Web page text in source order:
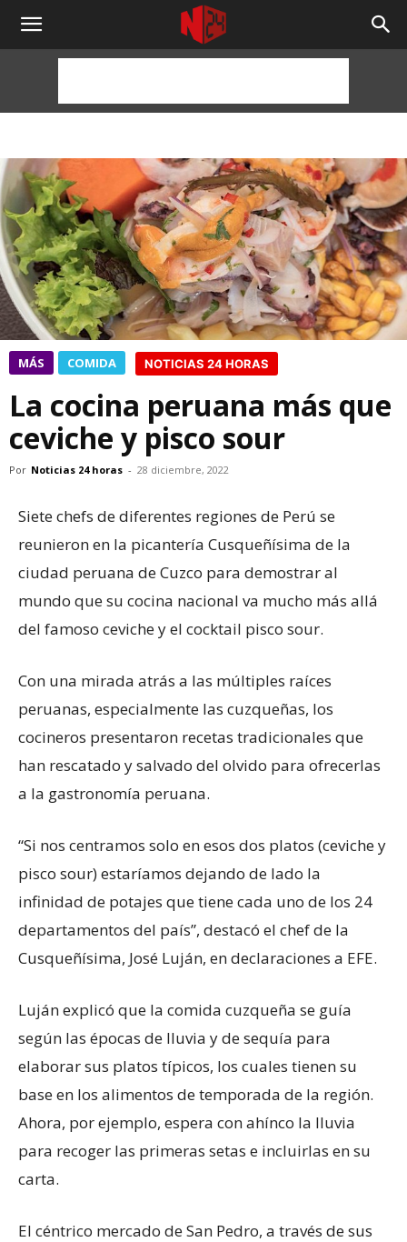
NOTICIAS
HORAS
MÁS COMIDA NOTICIAS 24 HORAS
La cocina peruana más que
ceviche y pisco sour
Por Noticias 24 horas - 28 diciembre, 2022
Siete chefs de diferentes regiones de Perú se
reunieron en la picantería Cusqueñísima de la
ciudad peruana de Cuzco para demostrar al
mundo que su cocina nacional va mucho más allá
del famoso ceviche y el cocktail pisco sour.
Con una mirada atrás a las múltiples raíces
peruanas, especialmente las cuzqueñas, los
cocineros presentaron recetas tradicionales que
han rescatado y salvado del olvido para ofrecerlas
a la gastronomía peruana.
“Si nos centramos solo en esos dos platos (ceviche y
pisco sour) estaríamos dejando de lado la
infinidad de potajes que tiene cada uno de los 24
departamentos del país”, destacó el chef de la
Cusqueñísima, José Luján, en declaraciones a EFE.
Luján explicó que la comida cuzqueña se guía
según las épocas de lluvia y de sequía para
elaborar sus platos típicos, los cuales tienen su
base en los alimentos de temporada de la región.
Ahora, por ejemplo, espera con ahínco la lluvia
para recoger las primeras setas e incluirlas en su
carta.
El céntrico mercado de San Pedro, a través de sus